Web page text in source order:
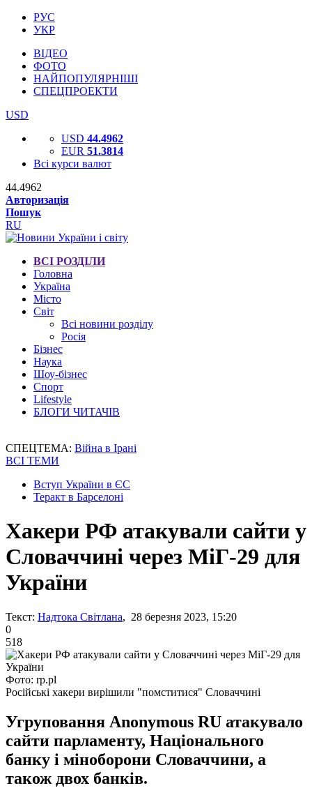
РУС
УКР
ВІДЕО
ФОТО
НАЙПОПУЛЯРНІШІ
СПЕЦПРОЕКТИ
USD
USD 44.4962
EUR 51.3814
Всі курси валют
44.4962
Авторизація
Пошук
RU
ВСІ РОЗДІЛИ
Головна
Україна
Місто
Світ
Всі новини розділу
Росія
Бізнес
Наука
Шоу-бізнес
Спорт
Lifestyle
БЛОГИ ЧИТАЧІВ
СПЕЦТЕМА: Війна в Ірані
ВСІ ТЕМИ
Вступ України в ЄС
Теракт в Барселоні
Хакери РФ атакували сайти у
Словаччині через МіГ-29 для
України
Текст: Надтока Світлана, 28 березня 2023, 15:20
0
518
Фото: rp.pl
Російські хакери вирішили "помститися" Словаччині
Угруповання Anonymous RU атакувало
сайти парламенту, Національного
банку і міноборони Словаччини, а
також двох банків.